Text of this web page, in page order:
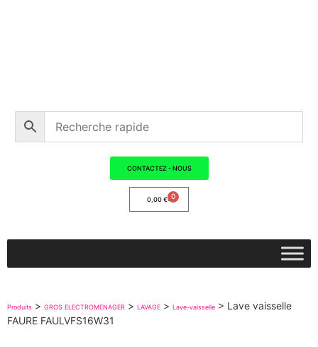
CONTACTEZ - NOUS
0,00€ 0
Produits > GROS ELECTROMENAGER > LAVAGE > Lave-vaisselle > Lave vaisselle
FAURE FAULVFS16W31